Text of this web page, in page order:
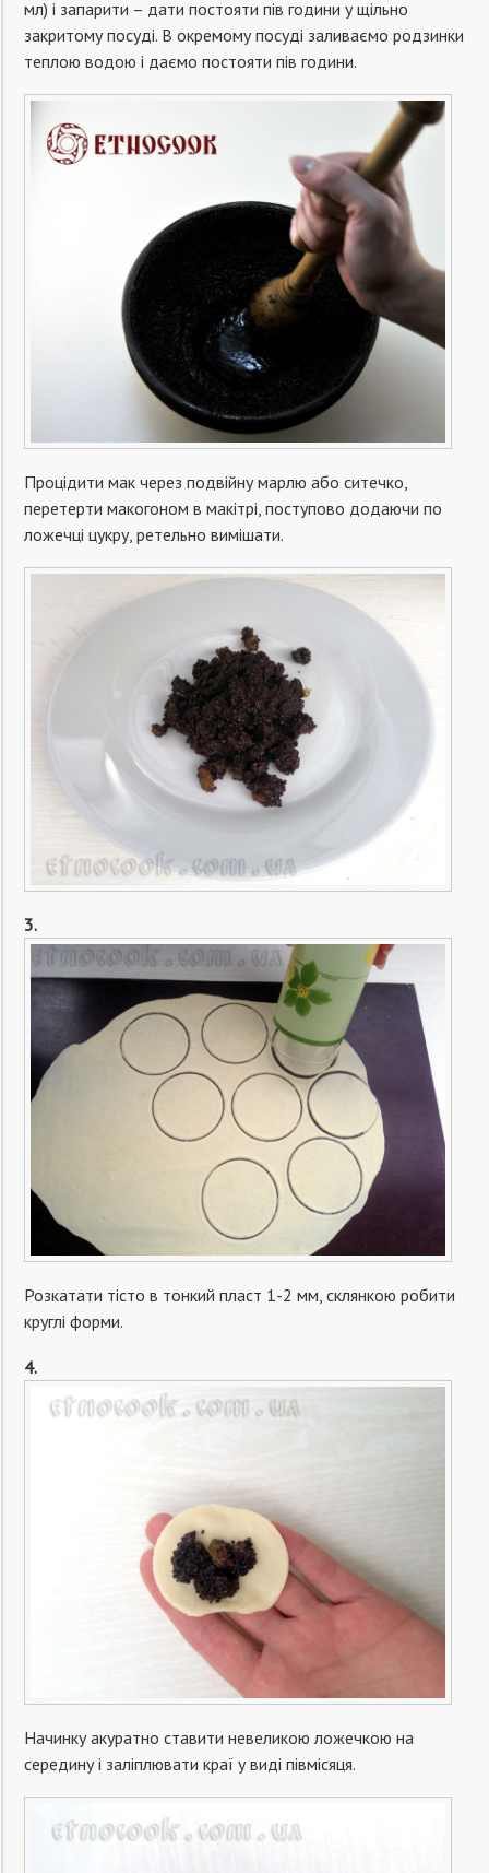
мл) і запарити – дати постояти пів години у щільно
закритому посуді. В окремому посуді заливаємо родзинки
теплою водою і даємо постояти пів години.
Процідити мак через подвійну марлю або ситечко,
перетерти макогоном в макітрі, поступово додаючи по
ложечці цукру, ретельно вимішати.
3.
Розкатати тісто в тонкий пласт 1-2 мм, склянкою робити
круглі форми.
4.
Начинку акуратно ставити невеликою ложечкою на
середину і заліплювати краї у виді півмісяця.